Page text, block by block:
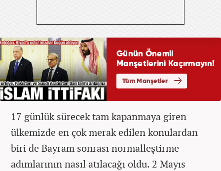
17 günlük sürecek tam kapanmaya giren
ülkemizde en çok merak edilen konulardan
biri de Bayram sonrası normalleştirme
adımlarının nasıl atılacağı oldu. 2 Mayıs